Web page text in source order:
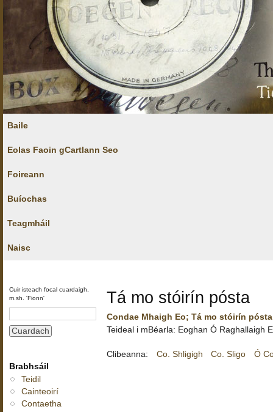
Baile
Eolas Faoin gCartlann Seo
Foireann
Buíochas
Teagmháil
Naisc
Cuir isteach focal cuardaigh,
m.sh. 'Fionn'
Brabhsáil
Teidil
Cainteoirí
Contaetha
Tá mo stóirín pósta
Condae Mhaigh Eo; Tá mo stóirín
Teideal i mBéarla: Eoghan Ó Raghallaigh
Clibeanna: Co. Shligigh Co. Sligo Ó